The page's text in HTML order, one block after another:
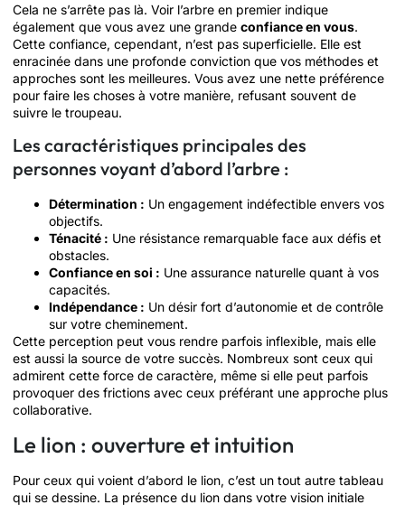
Cela ne s’arrête pas là. Voir l’arbre en premier indique
également que vous avez une grande confiance en vous.
Cette confiance, cependant, n’est pas superficielle. Elle est
enracinée dans une profonde conviction que vos méthodes et
approches sont les meilleures. Vous avez une nette préférence
pour faire les choses à votre manière, refusant souvent de
suivre le troupeau.
Les caractéristiques principales des
personnes voyant d’abord l’arbre :
Détermination : Un engagement indéfectible envers vos
objectifs.
Ténacité : Une résistance remarquable face aux défis et
obstacles.
Confiance en soi : Une assurance naturelle quant à vos
capacités.
Indépendance : Un désir fort d’autonomie et de contrôle
sur votre cheminement.
Cette perception peut vous rendre parfois inflexible, mais elle
est aussi la source de votre succès. Nombreux sont ceux qui
admirent cette force de caractère, même si elle peut parfois
provoquer des frictions avec ceux préférant une approche plus
collaborative.
Le lion : ouverture et intuition
Pour ceux qui voient d’abord le lion, c’est un tout autre tableau
qui se dessine. La présence du lion dans votre vision initiale